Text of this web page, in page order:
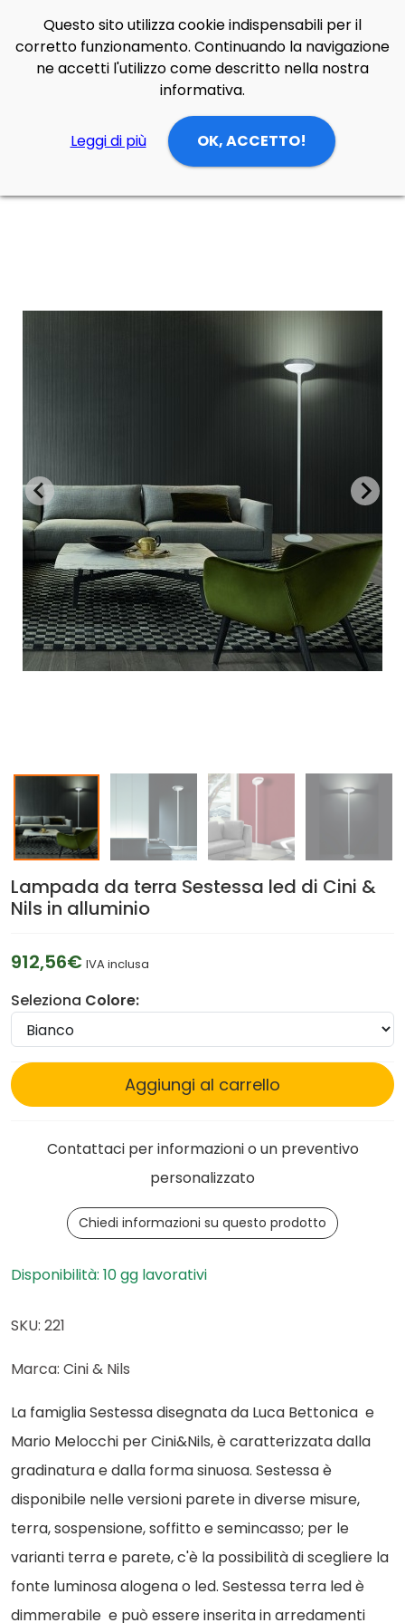
Side Navigation CercaContatti
Login
Prodotti Lampade Terra
zona notte
Lampada da terra Sestessa led di Cini & Nils in alluminio
Lampada da terra Sestessa led di Cini &
Nils in alluminio
912,56€ IVA inclusa
Seleziona Colore:
Aggiungi al carrello
Contattaci per informazioni o un preventivo
personalizzato
Chiedi informazioni su questo prodotto
Disponibilità: 10 gg lavorativi
SKU: 221
Marca: Cini & Nils
La famiglia Sestessa disegnata da Luca Bettonica e
Mario Melocchi per Cini&Nils, è caratterizzata dalla
gradinatura e dalla forma sinuosa. Sestessa è
disponibile nelle versioni parete in diverse misure,
terra, sospensione, soffitto e semincasso; per le
varianti terra e parete, c'è la possibilità di scegliere la
fonte luminosa alogena o led. Sestessa terra led è
dimmerabile e può essere inserita in arredamenti
Questo sito utilizza cookie indispensabili per il
corretto funzionamento. Continuando la navigazione
ne accetti l'utilizzo come descritto nella nostra
informativa.
Leggi di più OK, ACCETTO!